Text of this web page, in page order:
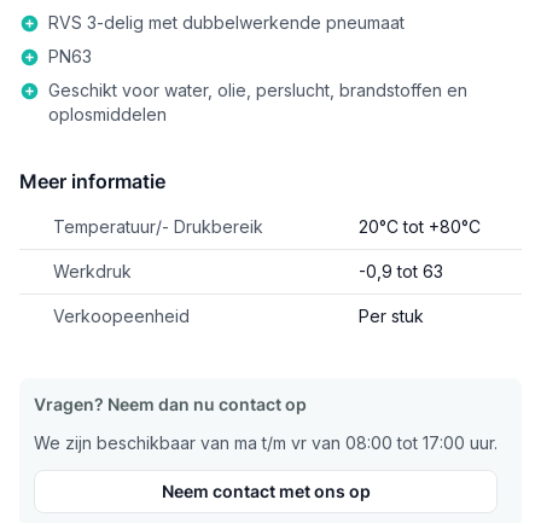
RVS 3-delig met dubbelwerkende pneumaat
PN63
Geschikt voor water, olie, perslucht, brandstoffen en
oplosmiddelen
Meer informatie
Temperatuur/- Drukbereik 20°C tot +80°C
Werkdruk -0,9 tot 63
Verkoopeenheid Per stuk
Vragen? Neem dan nu contact op
We zijn beschikbaar van ma t/m vr van 08:00 tot 17:00 uur.
Neem contact met ons op